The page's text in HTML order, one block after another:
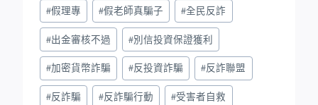
#假理專 #假老師真騙子 #全民反詐
#出金審核不過 #別信投資保證獲利
#加密貨幣詐騙 #反投資詐騙 #反詐聯盟
#反詐騙 #反詐騙行動 #受害者自救